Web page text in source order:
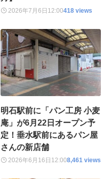
2026年7月6日 12:00418 views
明石駅前に「パン工房 小麦
庵」が6月22日オープン予
定！垂水駅前にあるパン屋
さんの新店舗
2026年6月16日 12:008,461 views